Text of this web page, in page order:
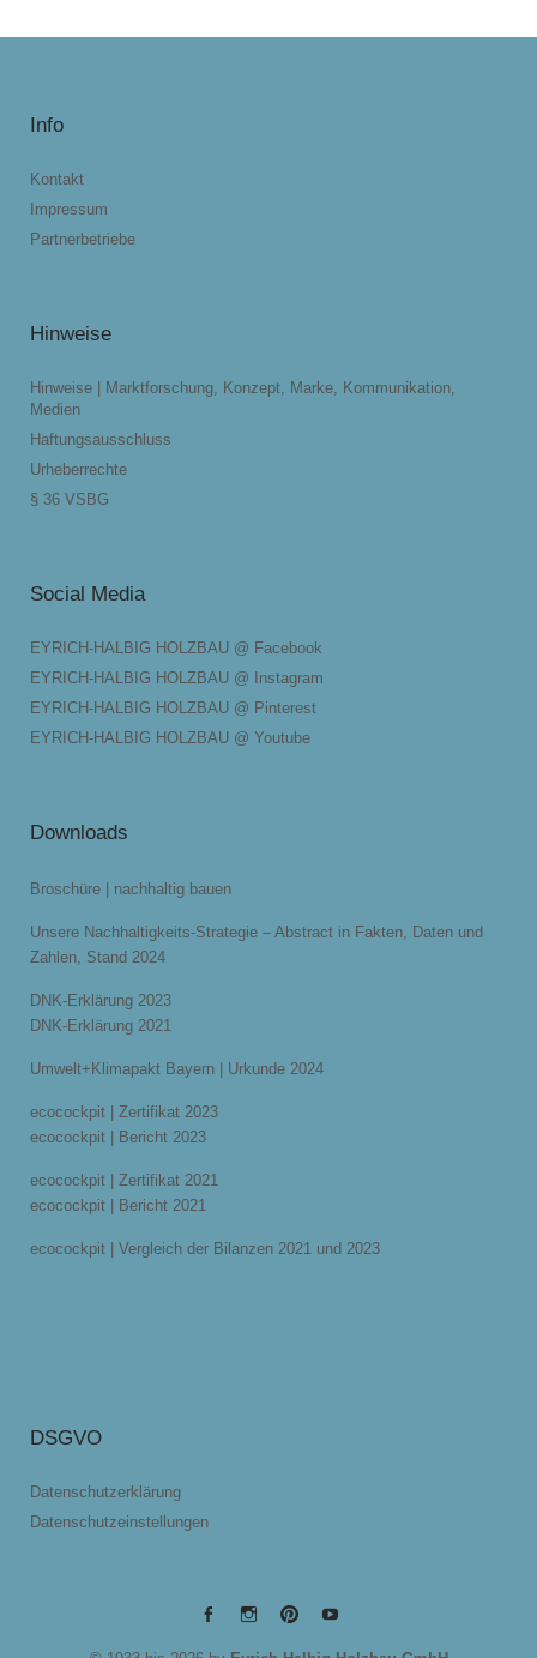
Info
Kontakt
Impressum
Partnerbetriebe
Hinweise
Hinweise | Marktforschung, Konzept, Marke, Kommunikation,
Medien
Haftungsausschluss
Urheberrechte
§ 36 VSBG
Social Media
EYRICH-HALBIG HOLZBAU @ Facebook
EYRICH-HALBIG HOLZBAU @ Instagram
EYRICH-HALBIG HOLZBAU @ Pinterest
EYRICH-HALBIG HOLZBAU @ Youtube
Downloads
Broschüre | nachhaltig bauen
Unsere Nachhaltigkeits-Strategie – Abstract in Fakten, Daten und
Zahlen, Stand 2024
DNK-Erklärung 2023
DNK-Erklärung 2021
Umwelt+Klimapakt Bayern | Urkunde 2024
ecocockpit | Zertifikat 2023
ecocockpit | Bericht 2023
ecocockpit | Zertifikat 2021
ecocockpit | Bericht 2021
ecocockpit | Vergleich der Bilanzen 2021 und 2023
DSGVO
Datenschutzerklärung
Datenschutzeinstellungen
EYRICH-EYRICH-EYRICH-EYRICH-